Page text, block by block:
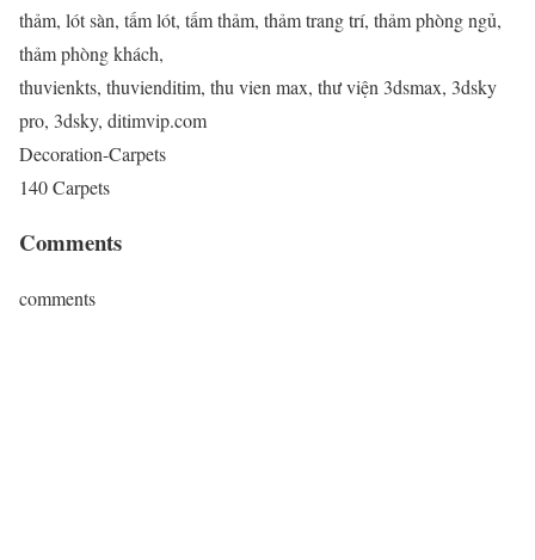
thảm, lót sàn, tấm lót, tấm thảm, thảm trang trí, thảm phòng ngủ,
thảm phòng khách,
thuvienkts, thuvienditim, thu vien max, thư viện 3dsmax, 3dsky
pro, 3dsky, ditimvip.com
Decoration-Carpets
140 Carpets
Comments
comments